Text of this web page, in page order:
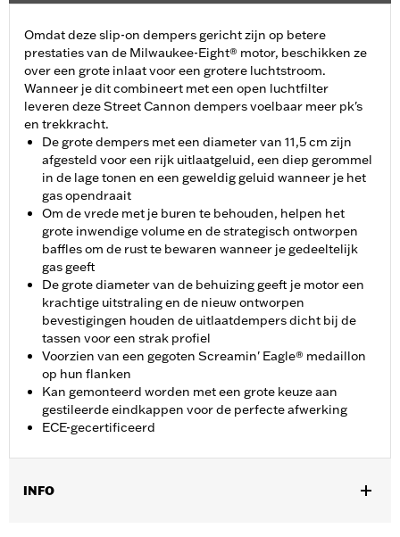
Omdat deze slip-on dempers gericht zijn op betere
prestaties van de Milwaukee-Eight® motor, beschikken ze
over een grote inlaat voor een grotere luchtstroom.
Wanneer je dit combineert met een open luchtfilter
leveren deze Street Cannon dempers voelbaar meer pk's
en trekkracht.
De grote dempers met een diameter van 11,5 cm zijn
afgesteld voor een rijk uitlaatgeluid, een diep gerommel
in de lage tonen en een geweldig geluid wanneer je het
gas opendraait
Om de vrede met je buren te behouden, helpen het
grote inwendige volume en de strategisch ontworpen
baffles om de rust te bewaren wanneer je gedeeltelijk
gas geeft
De grote diameter van de behuizing geeft je motor een
krachtige uitstraling en de nieuw ontworpen
bevestigingen houden de uitlaatdempers dicht bij de
tassen voor een strak profiel
Voorzien van een gegoten Screamin' Eagle® medaillon
op hun flanken
Kan gemonteerd worden met een grote keuze aan
gestileerde eindkappen voor de perfecte afwerking
ECE-gecertificeerd
INFO